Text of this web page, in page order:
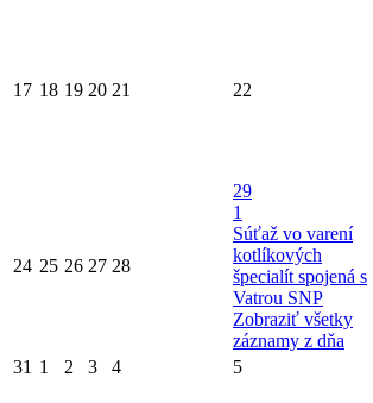
17 18 19 20 21 22
24 25 26 27 28
29
1
Súťaž vo varení
kotlíkových
špecialít spojená s
Vatrou SNP
Zobraziť všetky
záznamy z dňa
31 1 2 3 4 5